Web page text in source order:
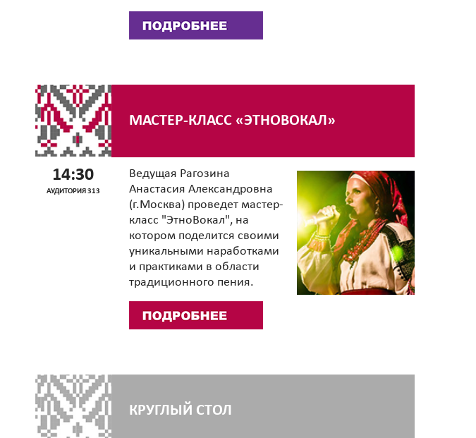
МАСТЕР-КЛАСС «ЭТНОВОКАЛ»
14:30
АУДИТОРИЯ 313
Ведущая Рагозина
Анастасия Александровна
(г.Москва) проведет мастер-
класс "ЭтноВокал", на
котором поделится своими
уникальными наработками
и практиками в области
традиционного пения.
КРУГЛЫЙ СТОЛ